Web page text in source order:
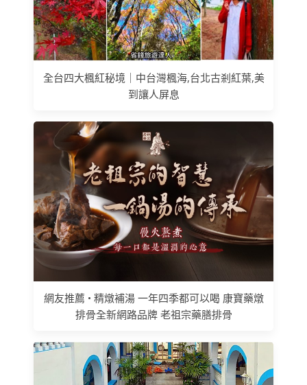
全台四大楓紅秘境｜中台灣楓海,台北古剎紅葉,美
到讓人屏息
網友推薦 • 精燉補湯 一年四季都可以喝 康寶藥燉
排骨全新網路品牌 老祖宗藥膳排骨